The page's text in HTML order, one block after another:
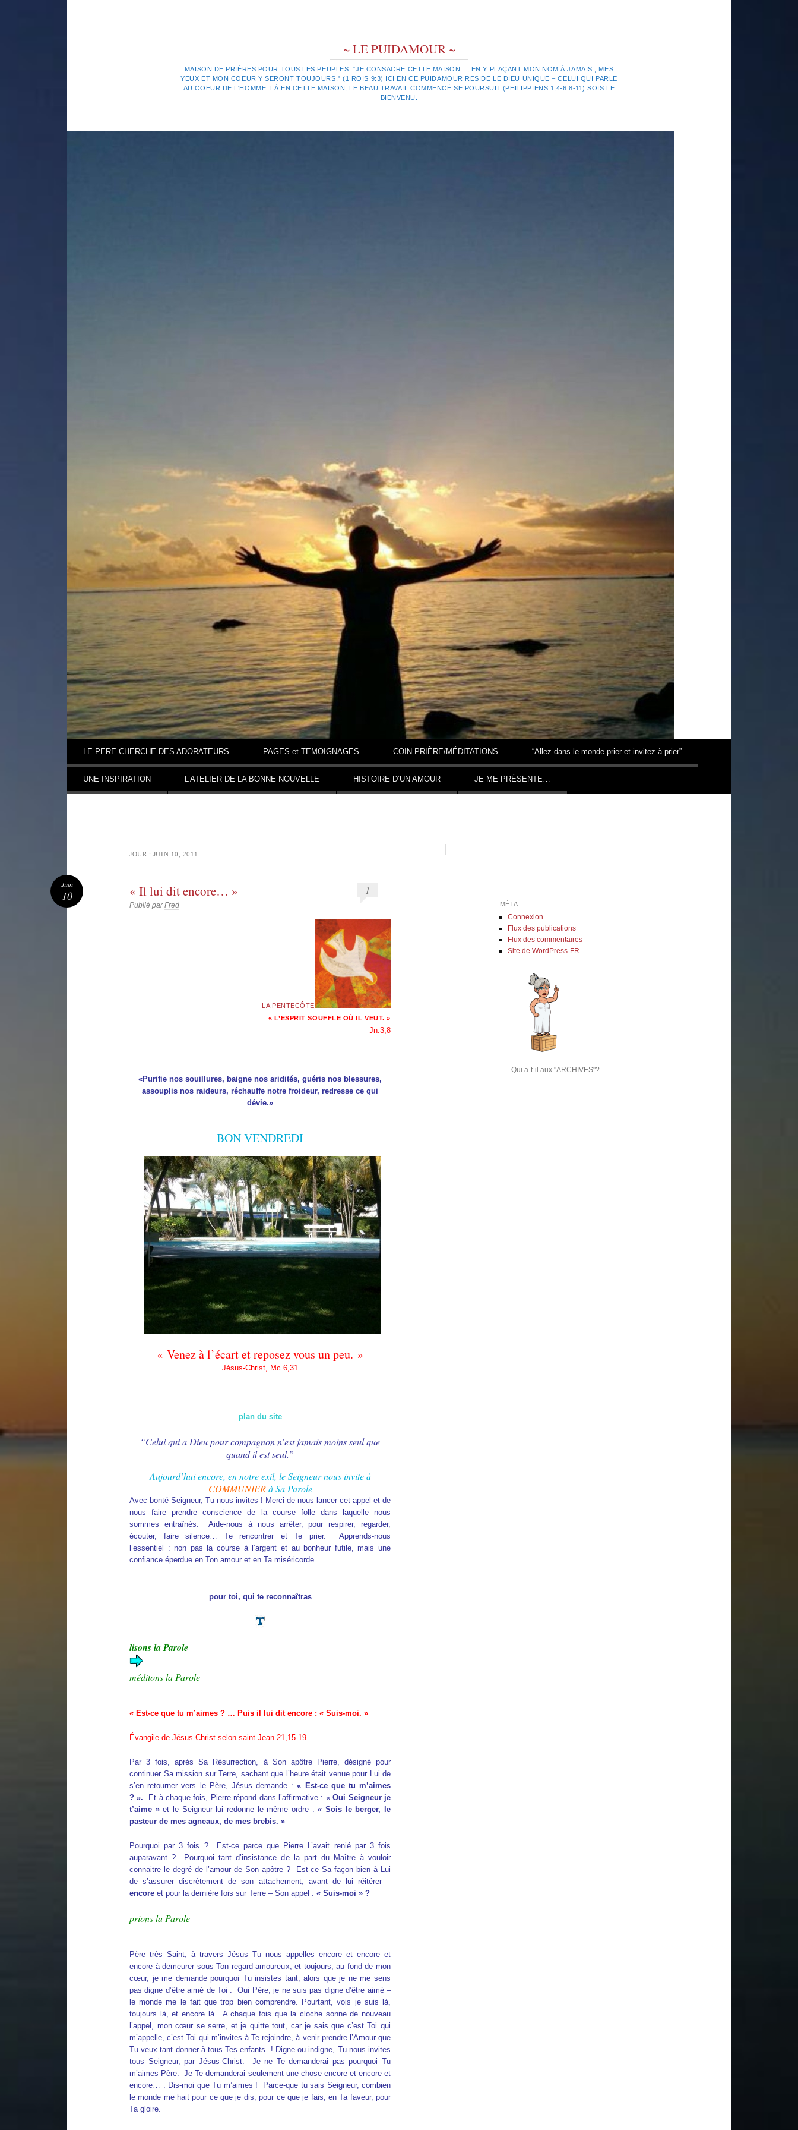
~ LE PUIDAMOUR ~
MAISON DE PRIÈRES POUR TOUS LES PEUPLES. "JE CONSACRE CETTE MAISON…, EN Y PLAÇANT MON NOM À JAMAIS ; MES
YEUX ET MON COEUR Y SERONT TOUJOURS." (1 ROIS 9:3) ICI EN CE PUIDAMOUR RESIDE LE DIEU UNIQUE – CELUI QUI PARLE
AU COEUR DE L'HOMME. LÀ EN CETTE MAISON, LE BEAU TRAVAIL COMMENCÉ SE POURSUIT.(PHILIPPIENS 1,4-6.8-11) SOIS LE
BIENVENU.
Aller au contenu
LE PERE CHERCHE DES ADORATEURS PAGES et TEMOIGNAGES COIN PRIÈRE/MÉDITATIONS “Allez dans le monde prier et invitez à prier”
UNE INSPIRATION L’ATELIER DE LA BONNE NOUVELLE HISTOIRE D’UN AMOUR JE ME PRÉSENTE…
JOUR : JUIN 10, 2011
« Il lui dit encore… »
Publié parFred
1
LA PENTECÔTE
« L’ESPRIT SOUFFLE OÙ IL VEUT. »
Jn.3,8
«Purifie nos souillures, baigne nos aridités, guéris nos blessures,
assouplis nos raideurs, réchauffe notre froideur, redresse ce qui
dévie.»
BON VENDREDI
« Venez à l’écart et reposez vous un peu. »
Jésus-Christ, Mc 6,31
plan du site
“Celui qui a Dieu pour compagnon n’est jamais moins seul que
quand il est seul.”
Aujourd’hui encore, en notre exil, le Seigneur nous invite à
COMMUNIER à Sa Parole
Avec bonté Seigneur, Tu nous invites ! Merci de nous lancer cet appel et de
nous faire prendre conscience de la course folle dans laquelle nous
sommes entraînés. Aide-nous à nous arrêter, pour respirer, regarder,
écouter, faire silence… Te rencontrer et Te prier. Apprends-nous
l’essentiel : non pas la course à l’argent et au bonheur futile, mais une
confiance éperdue en Ton amour et en Ta miséricorde.
pour toi, qui te reconnaîtras
lisons la Parole
méditons la Parole
« Est-ce que tu m’aimes ? … Puis il lui dit encore : « Suis-moi. »
Évangile de Jésus-Christ selon saint Jean 21,15-19.
Par 3 fois, après Sa Résurrection, à Son apôtre Pierre, désigné pour
continuer Sa mission sur Terre, sachant que l’heure était venue pour Lui de
s’en retourner vers le Père, Jésus demande :« Est-ce que tu m’aimes
? ».
Et à chaque fois, Pierre répond dans l’affirmative : «Oui Seigneur je
t’aime »et le Seigneur lui redonne le même ordre :« Sois le berger, le
pasteur de mes agneaux, de mes brebis. »
Pourquoi par 3 fois ? Est-ce parce que Pierre L’avait renié par 3 fois
auparavant ? Pourquoi tant d’insistance de la part du Maître à vouloir
connaitre le degré de l’amour de Son apôtre ? Est-ce Sa façon bien à Lui
de s’assurer discrètement de son attachement, avant de lui réitérer –
encore et pour la dernière fois sur Terre – Son appel : « Suis-moi » ?
prions la Parole
Père très Saint, à travers Jésus Tu nous appelles encore et encore et
encore à demeurer sous Ton regard amoureux, et toujours, au fond de mon
cœur, je me demande pourquoi Tu insistes tant, alors que je ne me sens
pas digne d’être aimé de Toi . Oui Père, je ne suis pas digne d’être aimé –
le monde me le fait que trop bien comprendre. Pourtant, vois je suis là,
toujours là, et encore là. A chaque fois que la cloche sonne de nouveau
l’appel, mon cœur se serre, et je quitte tout, car je sais que c’est Toi qui
m’appelle, c’est Toi qui m’invites à Te rejoindre, à venir prendre l’Amour que
Tu veux tant donner à tous Tes enfants ! Digne ou indigne, Tu nous invites
tous Seigneur, par Jésus-Christ. Je ne Te demanderai pas pourquoi Tu
m’aimes Père. Je Te demanderai seulement une chose encore et encore et
encore… : Dis-moi que Tu m’aimes ! Parce-que tu sais Seigneur, combien
le monde me hait pour ce que je dis, pour ce que je fais, en Ta faveur, pour
Ta gloire.
Juin
10
MÉTA
Connexion
Flux des publications
Flux des commentaires
Site de WordPress-FR
Qui a-t-il aux "ARCHIVES"?